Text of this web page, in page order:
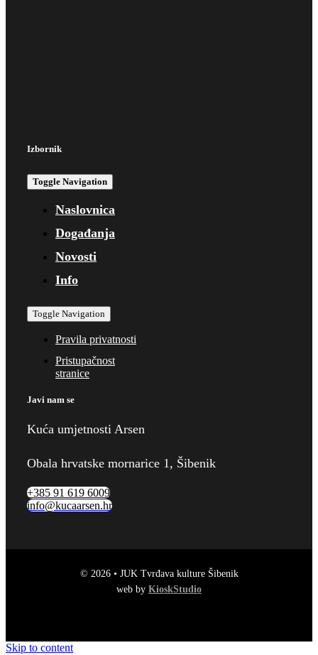
Izbornik
Toggle Navigation
Naslovnica
Događanja
Novosti
Info
Toggle Navigation
Pravila privatnosti
Pristupačnost
stranice
Javi nam se
Kuća umjetnosti Arsen
Obala hrvatske mornarice 1, Šibenik
+385 91 619 6009
info@kucaarsen.hr
© 2026 • JUK Tvrđava kulture Šibenik
web by KioskStudio
Skip to content